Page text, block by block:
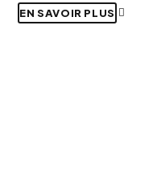
EN SAVOIR PLUS